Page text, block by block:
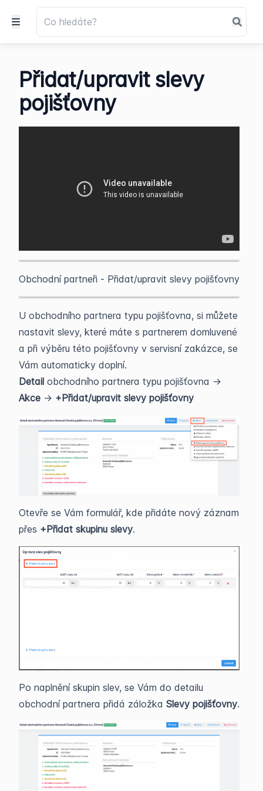
Přidat/upravit slevy
pojišťovny
Obchodní partneři - Přidat/upravit slevy pojišťovny
U obchodního partnera typu pojišťovna, si můžete
nastavit slevy, které máte s partnerem domluvené
a při výběru této pojišťovny v servisní zakázce, se
Vám automaticky doplní.
Detail obchodního partnera typu pojišťovna ->
Akce -> +Přidat/upravit slevy pojišťovny
Otevře se Vám formulář, kde přidáte nový záznam
přes +Přidat skupinu slevy.
Po naplnění skupin slev, se Vám do detailu
obchodní partnera přidá záložka Slevy pojišťovny.